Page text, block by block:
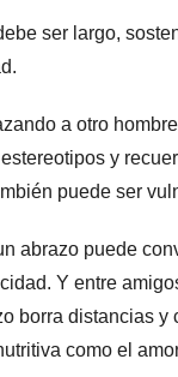
ser largo,
a otro
y
puede ser
abrazo puede
Y entre
borra distancias y
como el